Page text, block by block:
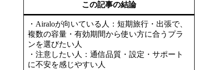
この記事の結論
・Airaloが向いている人：短期旅行・出張で、
複数の容量・有効期間から使い方に合うプラ
ンを選びたい人
・注意したい人：通信品質・設定・サポート
に不安を感じやすい人